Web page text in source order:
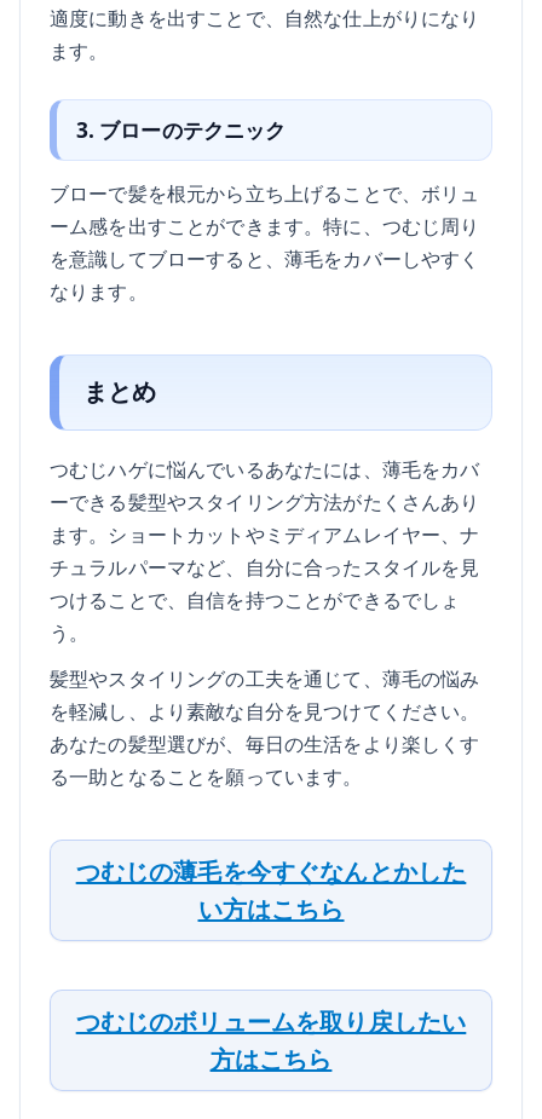
適度に動きを出すことで、自然な仕上がりになり
ます。
3. ブローのテクニック
ブローで髪を根元から立ち上げることで、ボリュ
ーム感を出すことができます。特に、つむじ周り
を意識してブローすると、薄毛をカバーしやすく
なります。
まとめ
つむじハゲに悩んでいるあなたには、薄毛をカバ
ーできる髪型やスタイリング方法がたくさんあり
ます。ショートカットやミディアムレイヤー、ナ
チュラルパーマなど、自分に合ったスタイルを見
つけることで、自信を持つことができるでしょ
う。
髪型やスタイリングの工夫を通じて、薄毛の悩み
を軽減し、より素敵な自分を見つけてください。
あなたの髪型選びが、毎日の生活をより楽しくす
る一助となることを願っています。
つむじの薄毛を今すぐなんとかした
い方はこちら
つむじのボリュームを取り戻したい
方はこちら